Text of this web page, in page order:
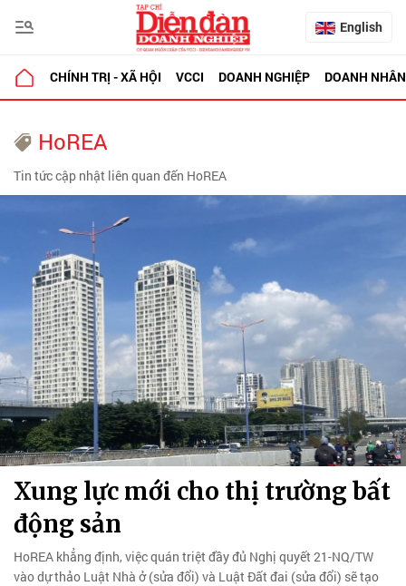
English
CHÍNH TRỊ - XÃ HỘI VCCI DOANH NGHIỆP DOANH NHÂN
HoREA
Tin tức cập nhật liên quan đến HoREA
Xung lực mới cho thị trường bất
động sản
HoREA khẳng định, việc quán triệt đầy đủ Nghị quyết 21-NQ/TW
vào dự thảo Luật Nhà ở (sửa đổi) và Luật Đất đai (sửa đổi) sẽ tạo